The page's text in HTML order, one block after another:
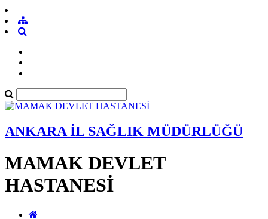
ANKARA İL SAĞLIK MÜDÜRLÜĞÜ
MAMAK DEVLET
HASTANESİ